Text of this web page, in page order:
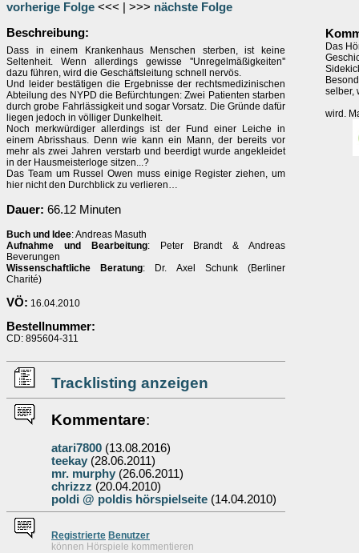
vorherige Folge <<< | >>> nächste Folge
Beschreibung:
Dass in einem Krankenhaus Menschen sterben, ist keine
Seltenheit. Wenn allerdings gewisse ''Unregelmäßigkeiten''
dazu führen, wird die Geschäftsleitung schnell nervös.
Und leider bestätigen die Ergebnisse der rechtsmedizinischen
Abteilung des NYPD die Befürchtungen: Zwei Patienten starben
durch grobe Fahrlässigkeit und sogar Vorsatz. Die Gründe dafür
liegen jedoch in völliger Dunkelheit.
Noch merkwürdiger allerdings ist der Fund einer Leiche in
einem Abrisshaus. Denn wie kann ein Mann, der bereits vor
mehr als zwei Jahren verstarb und beerdigt wurde angekleidet
in der Hausmeisterloge sitzen...?
Das Team um Russel Owen muss einige Register ziehen, um
hier nicht den Durchblick zu verlieren…
Dauer: 66.12 Minuten
Buch und Idee: Andreas Masuth
Aufnahme und Bearbeitung: Peter Brandt & Andreas
Beverungen
Wissenschaftliche Beratung: Dr. Axel Schunk (Berliner
Charité)
VÖ: 16.04.2010
Bestellnummer:
CD: 895604-311
Tracklisting anzeigen
Kommentare:
atari7800 (13.08.2016)
teekay (28.06.2011)
mr. murphy (26.06.2011)
chrizzz (20.04.2010)
poldi @ poldis hörspielseite (14.04.2010)
Registrierte Benutzer
können Hörspiele kommentieren
Das
selber,
wird.